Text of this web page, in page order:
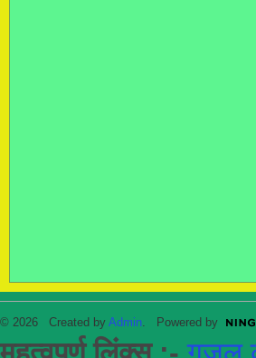
© 2026 Created by Admin . Powered by